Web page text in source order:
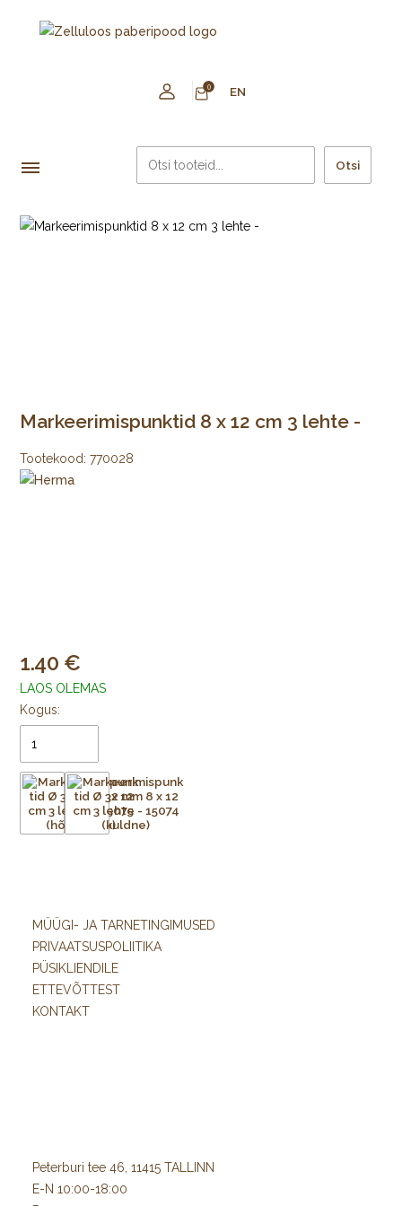
0 EN
Otsi
Markeerimispunktid 8 x 12 cm 3 lehte -
Tootekood: 770028
1.40
LAOS OLEMAS
Kogus:
MÜÜGI- JA TARNETINGIMUSED
PRIVAATSUSPOLIITIKA
PÜSIKLIENDILE
ETTEVÕTTEST
KONTAKT
Peterburi tee 46, 11415 TALLINN
E-N 10:00-18:00